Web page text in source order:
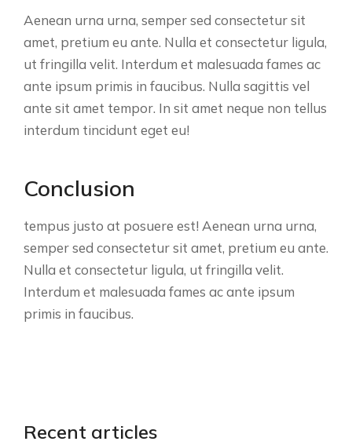
Aenean urna urna, semper sed consectetur sit
amet, pretium eu ante. Nulla et consectetur ligula,
ut fringilla velit. Interdum et malesuada fames ac
ante ipsum primis in faucibus. Nulla sagittis vel
ante sit amet tempor. In sit amet neque non tellus
interdum tincidunt eget eu!
Conclusion
tempus justo at posuere est! Aenean urna urna,
semper sed consectetur sit amet, pretium eu ante.
Nulla et consectetur ligula, ut fringilla velit.
Interdum et malesuada fames ac ante ipsum
primis in faucibus.
Recent articles